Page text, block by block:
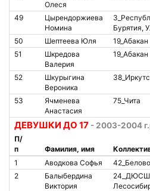
Олеся
49
Цырендоржиева
Номина
Бурятия,
50 Шептеева Юля 19_Абакан
51
Шкредова
Валерия
19_Абакан
52
Шкурыгина
Вероника
53
Ячменева
Анастасия
75_Чита
ДЕВУШКИ ДО 17 - 2003-2004
П/
п
Фамилия, имя
1
Аводкова Софья 42_Белово
2
Балыбердина
Виктория